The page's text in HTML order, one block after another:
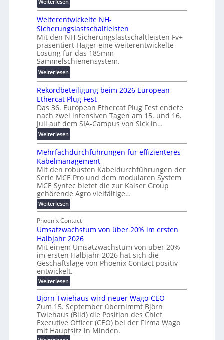
t
a
l
e
T
r
a
n
s
p
a
r
e
n
z
b
u
:
F
o
r
s
c
h
u
n
g
s
f
ö
r
d
e
r
u
n
g
b
r
a
u
c
h
t
m
e
r
T
e
m
V
o
l
t
a
-
X
2
0
2
7
w
i
r
d
z
u
m
E
n
e
r
g
u
b
ü
r
m
o
d
e
r
n
e
Weiterentwickelte NH-
Sicherungslastschaltleisten
Mit den NH-Sicherungslastschaltleisten Fv+
präsentiert Hager eine weiterentwickelte
Lösung für das 185mm-
Sammelschienensystem.
Weiterlesen:
W
e
i
t
e
r
e
n
t
w
i
c
k
e
l
e
N
H
-
S
i
c
h
e
r
u
n
g
Rekordbeteiligung beim 2026 European
Ethercat Plug Fest
Das 36. European Ethercat Plug Fest endete
nach zwei intensiven Tagen am 15. und 16.
Juli auf dem SIA-Campus von Sick in…
Weiterlesen:
R
e
k
o
r
d
b
e
e
i
l
i
g
u
n
g
b
e
m
2
Mehrfachdurchführungen für effizienteres
Kabelmanagement
Mit den robusten Kabeldurchführungen der
Serie MCE Pro und dem modularen System
MCE Syntec bietet die zur Kaiser Group
gehörende Agro vielfältige…
Weiterlesen:
M
h
r
f
a
c
h
d
u
r
c
f
ü
h
r
u
n
Phoenix Contact
Umsatzwachstum von über 20% im ersten
Halbjahr 2026
Mit einem Umsatzwachstum von über 20%
im ersten Halbjahr 2026 hat sich die
Geschäftslage von Phoenix Contact positiv
entwickelt.
Weiterlesen:
U
m
s
a
z
w
a
Björn Twiehaus wird neuer Wago-CEO
Zum 15. September übernimmt Björn
Twiehaus (Bild) die Position des Chief
Executive Officer (CEO) bei der Firma Wago
mit Hauptsitz in Minden.